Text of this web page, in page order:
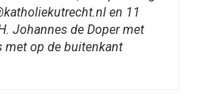
en 11
Johannes de Doper met
met op de buitenkant